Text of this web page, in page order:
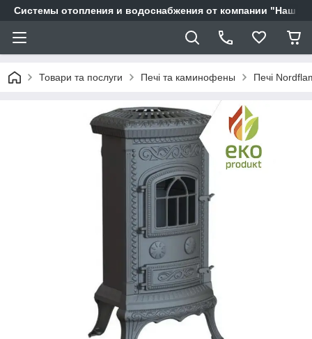
Системы отопления и водоснабжения от компании "Наш
Товари та послуги Печі та каминофены Печі